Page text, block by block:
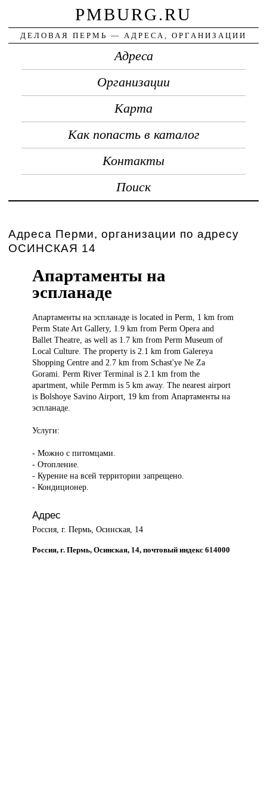
PMBURG.RU
ДЕЛОВАЯ ПЕРМЬ — АДРЕСА, ОРГАНИЗАЦИИ
Адреса
Организации
Карта
Как попасть в каталог
Контакты
Поиск
Адреса Перми, организации по адресу
ОСИНСКАЯ 14
Апартаменты на
эспланаде
Апартаменты наэспланаде is located in Perm, 1 km from
Perm State Art Gallery, 1.9 km from Perm Opera and
Ballet Theatre, as well as 1.7 km from Perm Museum of
Local Culture. The property is 2.1 km from Galereya
Shopping Centre and 2.7 km from Schast'ye Ne Za
Gorami. Perm River Terminal is 2.1 km from the
apartment, while Permm is 5 km away. The nearest airport
is Bolshoye Savino Airport, 19 km from Апартаменты на
эспланаде.
Услуги:
- Можно с питомцами.
- Отопление.
- Курение на всей территории запрещено.
- Кондиционер.
Адрес
Россия, г. Пермь, Осинская, 14
Россия, г. Пермь, Осинская, 14, почтовый индекс 614000